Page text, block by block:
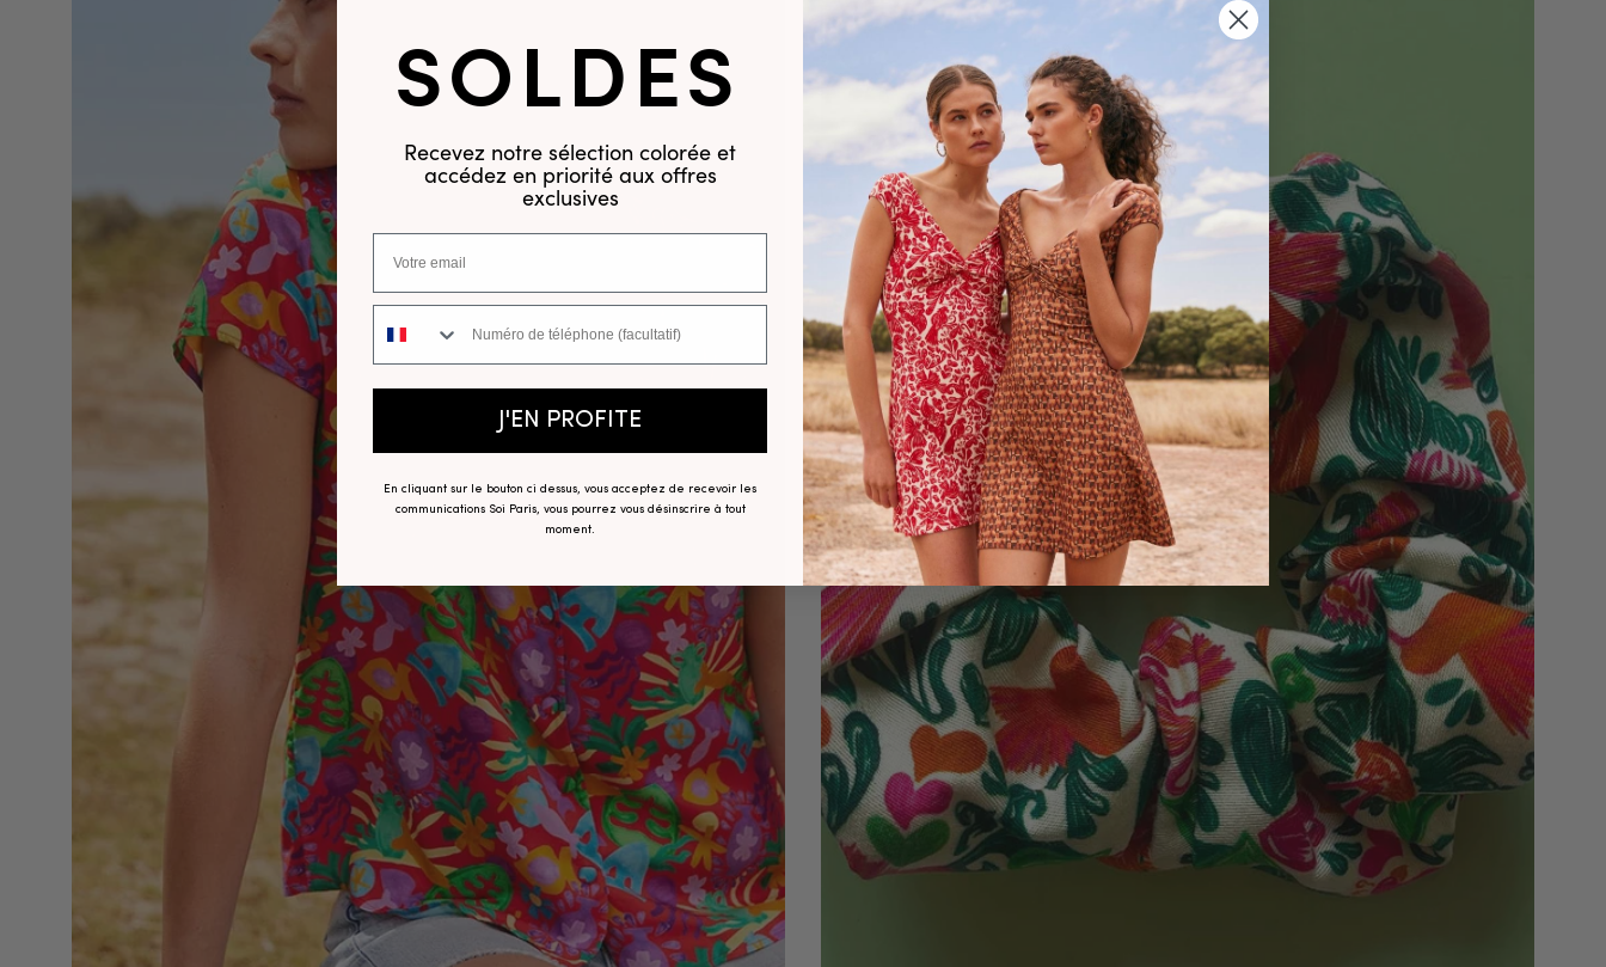
SOLDES
Recevez notre sélection colorée et
accédez en priorité aux offres
exclusives
Numéro de téléphone
J'EN PROFITE
En cliquant sur le bouton ci dessus, vous acceptez de recevoir les
communications Soi Paris, vous pourrez vous désinscrire à tout
moment.